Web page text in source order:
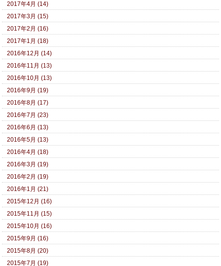
2017年4月 (14)
2017年3月 (15)
2017年2月 (16)
2017年1月 (18)
2016年12月 (14)
2016年11月 (13)
2016年10月 (13)
2016年9月 (19)
2016年8月 (17)
2016年7月 (23)
2016年6月 (13)
2016年5月 (13)
2016年4月 (18)
2016年3月 (19)
2016年2月 (19)
2016年1月 (21)
2015年12月 (16)
2015年11月 (15)
2015年10月 (16)
2015年9月 (16)
2015年8月 (20)
2015年7月 (19)